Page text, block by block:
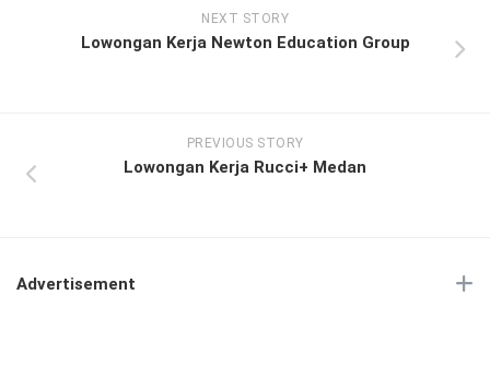
NEXT STORY
Lowongan Kerja Newton Education Group
PREVIOUS STORY
Lowongan Kerja Rucci+ Medan
Advertisement